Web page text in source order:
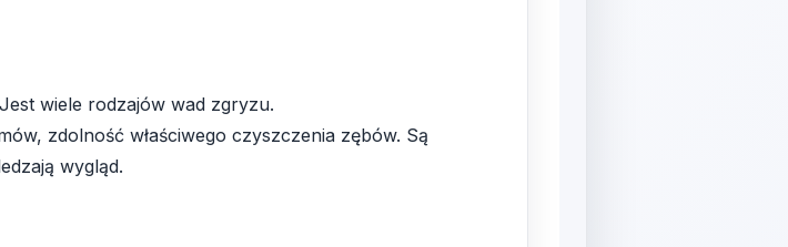
wiele rodzajów wad zgryzu.
zdolność właściwego czyszczenia zębów. Są
wygląd.